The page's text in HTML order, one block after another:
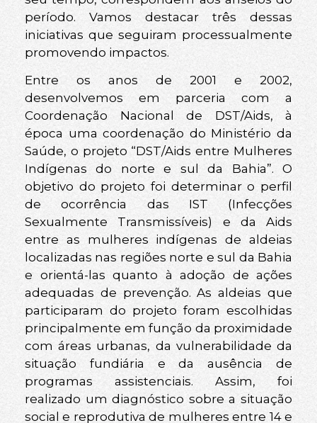
período. Vamos destacar três dessas
iniciativas que seguiram processualmente
promovendo impactos.
Entre os anos de 2001 e 2002,
desenvolvemos em parceria com a
Coordenação Nacional de DST/Aids, à
época uma coordenação do Ministério da
Saúde, o projeto “DST/Aids entre Mulheres
Indígenas do norte e sul da Bahia”. O
objetivo do projeto foi determinar o perfil
de ocorrência das IST (Infecções
Sexualmente Transmissíveis) e da Aids
entre as mulheres indígenas de aldeias
localizadas nas regiões norte e sul da Bahia
e orientá-las quanto à adoção de ações
adequadas de prevenção. As aldeias que
participaram do projeto foram escolhidas
principalmente em função da proximidade
com áreas urbanas, da vulnerabilidade da
situação fundiária e da ausência de
programas assistenciais. Assim, foi
realizado um diagnóstico sobre a situação
social e reprodutiva de mulheres entre 14 e